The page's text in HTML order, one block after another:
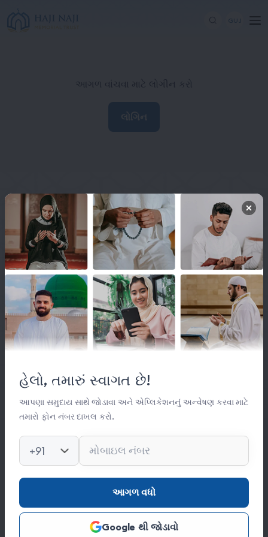
GUJ
લોગિન
Haji Naji Memorial Trust
લિંક્સ
સંસ્થા વિષે
સંપર્ક
કિતાબ લાઈબ્રેરી
ફોટો ગેલેરી
સંપર્ક
0278 251 0056
hajinajitrust@gmail.com
હેલો, તમારું સ્વાગત છે!
આપણા સમુદાય સાથે જોડાવા અને એપ્લિકેશનનું અન્વેષણ કરવા માટે
તમારો ફોન નંબર દાખલ કરો.
+91
આગળ વધો
Google થી જોડાવો